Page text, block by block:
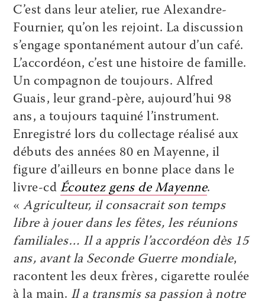
C’est dans leur atelier, rue Alexandre-
Fournier, qu’on les rejoint. La discussion
s’engage spontanément autour d’un café.
L’accordéon, c’est une histoire de famille.
Un compagnon de toujours. Alfred
Guais, leur grand-père, aujourd’hui 98
ans, a toujours taquiné l’instrument.
Enregistré lors du collectage réalisé aux
débuts des années 80 en Mayenne, il
figure d’ailleurs en bonne place dans le
livre-cd Écoutez gens de Mayenne.
«Agriculteur, il consacrait son temps
libre à jouer dans les fêtes, les réunions
familiales… Il a appris l’accordéon dès 15
ans, avant la Seconde Guerre mondiale,
racontent les deux frères, cigarette roulée
à la main. Il a transmis sa passion à notre